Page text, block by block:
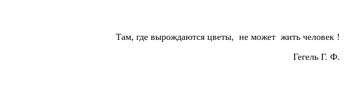
Там, где вырождаются цветы, не может жить человек !
Гегель Г. Ф.